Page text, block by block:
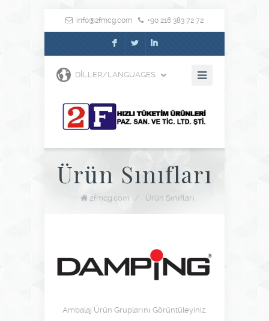
info@2fmcg.com +90 216 383 72 72
F L I
DILLER/LANGUAGES
Ürün Sınıfları
2fmcg.com / Ürün Sınıfları
Ambalaj Ürün Gruplarını Görüntüleyiniz.